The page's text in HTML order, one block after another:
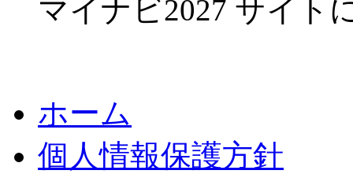
マイナビ2027 サイト
ホーム
個人情報保護方針